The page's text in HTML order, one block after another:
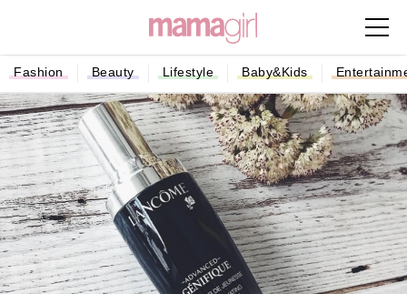
Fashion Beauty Lifestyle Baby&Kids